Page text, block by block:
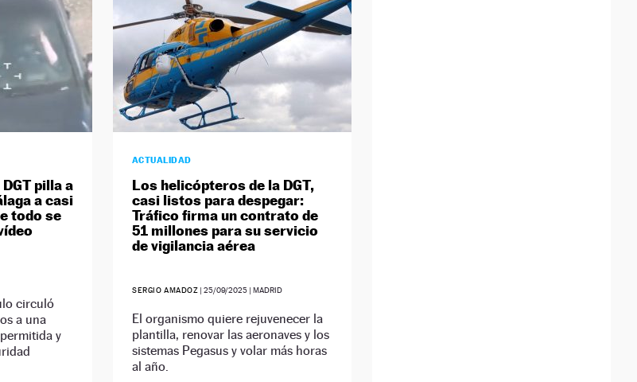
pilla a
a casi
todo se
circuló
a una
y
ACTUALIDAD
Los helicópteros de la DGT,
casi listos para despegar:
Tráfico firma un contrato de
51 millones para su servicio
de vigilancia aérea
SERGIO AMADOZ |25/09/2025 | MADRID
El organismo quiere rejuvenecer la
plantilla, renovar las aeronaves y los
sistemas Pegasus y volar más horas
al año.